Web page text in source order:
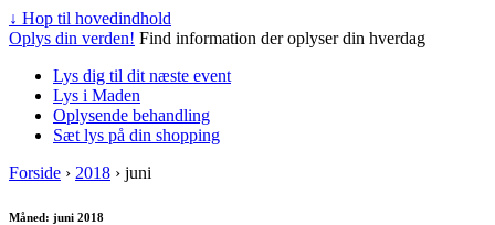
↓ Hop til hovedindhold
Oplys din verden! Find information der oplyser din hverdag
Lys dig til dit næste event
Lys i Maden
Oplysende behandling
Sæt lys på din shopping
Forside › 2018 › juni
Måned: juni 2018